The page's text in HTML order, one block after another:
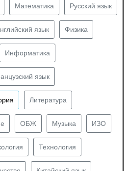
Математика Русский язык
язык Физика
Информатика
язык
Литература
ОБЖ Музыка ИЗО
Технология